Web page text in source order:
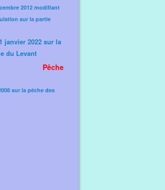
2012 modifiant
sur la partie
janvier 2022 sur la
du Levant
Pêche
sur la pêche des